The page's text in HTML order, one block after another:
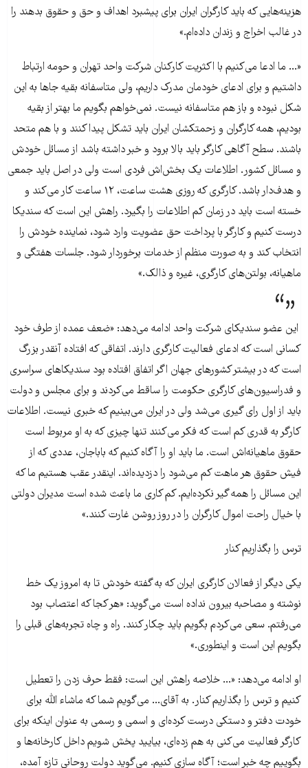
هزینه‌هایی که باید کارگران ایران برای پیشبرد اهداف و حق و حقوق بدهند را
در غالب اخراج و زندان داده‌‌ام.»
«... ما ادعا می‌کنیم با اکثریت کارکنان شرکت واحد تهران و حومه ارتباط
داشتیم و برای ادعای خودمان مدرک داریم، ولی متاسفانه بقیه جاها به این
شکل نبوده و باز هم متاسفانه نیست. نمی‌خواهم بگویم ما بهتر از بقیه
بودیم، همه کارگران و زحمتکشان ایران باید تشکل پیدا کنند و با هم متحد
باشند. سطح آگاهی کارگر باید بالا برود و خبر داشته باشد از مسائل خودش
و مسائل کشور. اطلاعات یک بخش‌اش فردی است ولی در اصل باید جمعی
و هدف‌دار باشد. کارگری که روزی هشت ساعت، ۱۲ ساعت کار می‌کند و
خسته است باید در زمان کم اطلاعات را بگیرد. راهش این است که سندیکا
درست کنیم و کارگر با پرداخت حق عضویت وارد شود، نماینده خودش را
انتخاب کند و به صورت منظم از خدمات برخوردار شود. جلسات هفتگی و
ماهیانه، بولتن‌های کارگری، غیره و ذالک.»
این عضو سندیکای شرکت واحد ادامه می‌دهد: «ضعف عمده از طرف خود
کسانی است که ادعای فعالیت کارگری دارند. اتفاقی که افتاده آنقدر بزرگ
است که در بیشتر کشورهای جهان اگر اتفاق افتاده بود سندیکاهای سراسری
و فدراسیون‌های کارگری حکومت را ساقط می‌کردند و برای مجلس و دولت
باید از اول رای گیری می‌شد ولی در ایران می‌بینیم که خبری نیست. اطلاعات
کارگر به قدری کم است که فکر می‌کنند تنها چیزی که به او مربوط است
حقوق ماهیانه‌اش است. ما باید او را آگاه کنیم که باباجان، عددی که از
فیش حقوق هر ماهت کم می‌شود را دزدیده‌اند. اینقدر عقب هستیم ما که
این مسائل را همه گیر نکرده‌ایم. کم کاری ما باعث شده است مدیران دولتی
با خیال راحت اموال کارگران را در روز روشن غارت کنند.»
ترس را بگذاریم کنار
یکی دیگر از فعالان کارگری ایران که به گفته خودش تا به امروز یک خط
نوشته و مصاحبه بیرون نداده است می‌گوید: «هر کجا که اعتصاب بود
می‌رفتم. سعی می‌کردم بگویم باید چکار کنند. راه و چاه تجربه‌های قبلی را
بگویم این است و اینطوری.»
او ادامه می‌دهد: «... خلاصه راهش این است: فقط حرف زدن را تعطیل
کنیم و ترس را بگذاریم کنار. به آقای... می‌گویم شما که ماشاء الله برای
خودت دفتر و دستکی درست کرده‌ای و اسمی و رسمی به عنوان اینکه برای
کارگر فعالیت می‌کنی به هم زده‌ای، بیایید پخش شویم داخل کارخانه‌ها و
بگوییم چه خبر است؛ آگاه سازی کنیم. می‌گوید دولت روحانی تازه آمده،